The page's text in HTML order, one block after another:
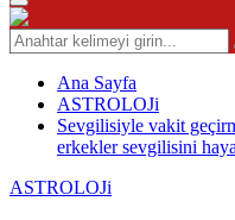
Primary
Menu
Search
for:
Ana Sayfa
ASTROLOJi
Sevgilisiyle vakit
erkekler sevgilisini
ASTROLOJi